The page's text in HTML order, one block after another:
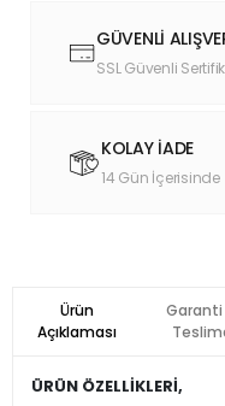
GÜVENLİ
SSL Güvenli
KOLAY İADE
14 Gün İçerisinde
Ürün
Açıklaması
Garanti
ÜRÜN ÖZELLİKLERİ,